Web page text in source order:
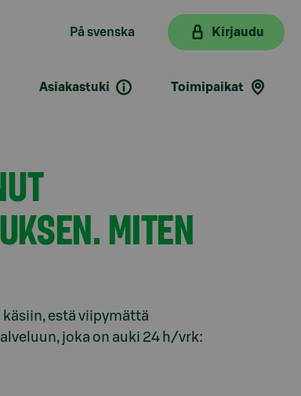
På svenska Kirjaudu
Asiakastuki Toimipaikat
MITEN
estä viipymättä
joka on auki 24 h/vrk: